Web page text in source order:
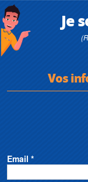
Je
Vos
Email *